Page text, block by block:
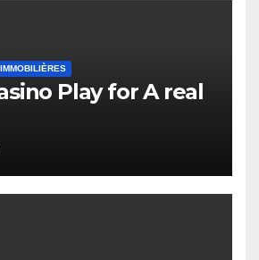
Play for A real